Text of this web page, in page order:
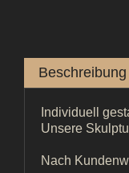
Beschreibung
Individuell
Unsere
Nach